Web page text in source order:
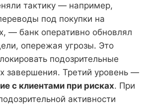
тактику — например,
под покупки на
— банк оперативно обновлял
опережая угрозы. Это
подозрительные
завершения. Третий уровень —
с клиентами при рисках. При
активности